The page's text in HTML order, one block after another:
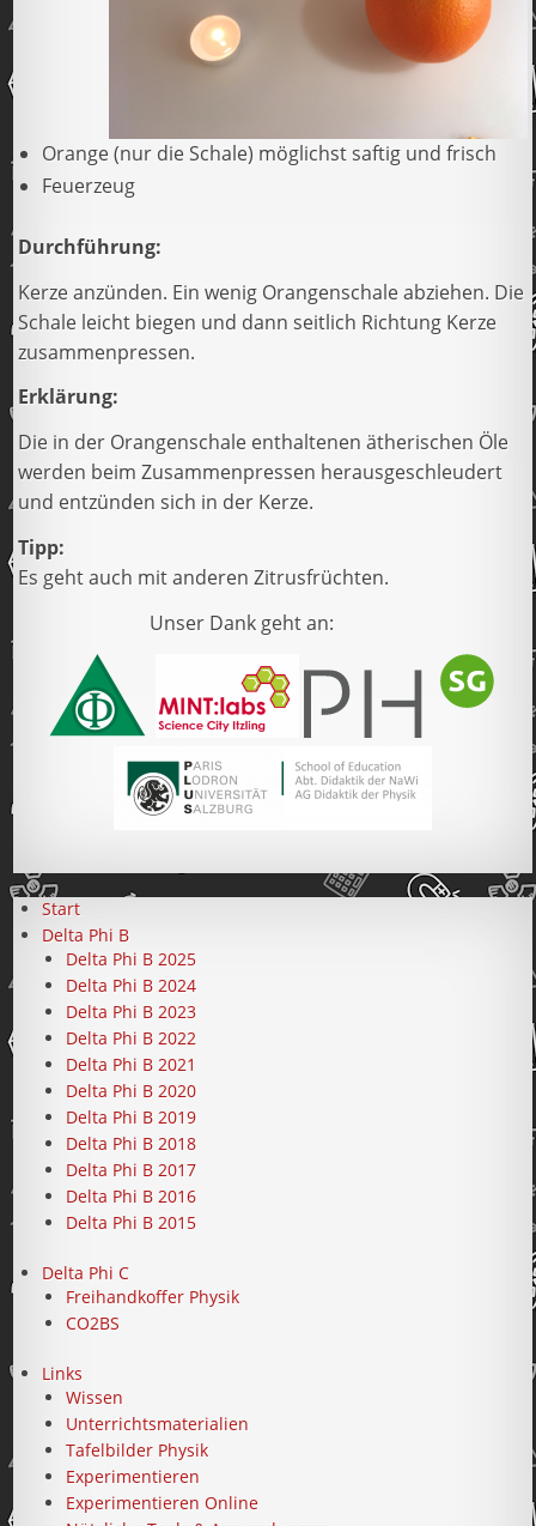
Orange (nur die Schale) möglichst saftig und frisch
Feuerzeug
Durchführung:
Kerze anzünden. Ein wenig Orangenschale abziehen. Die
Schale leicht biegen und dann seitlich Richtung Kerze
zusammenpressen.
Erklärung:
Die in der Orangenschale enthaltenen ätherischen Öle
werden beim Zusammenpressen herausgeschleudert
und entzünden sich in der Kerze.
Tipp:
Es geht auch mit anderen Zitrusfrüchten.
Unser Dank geht an:
Start
Delta Phi B
Delta Phi B 2025
Delta Phi B 2024
Delta Phi B 2023
Delta Phi B 2022
Delta Phi B 2021
Delta Phi B 2020
Delta Phi B 2019
Delta Phi B 2018
Delta Phi B 2017
Delta Phi B 2016
Delta Phi B 2015
Delta Phi C
Freihandkoffer Physik
CO2BS
Links
Wissen
Unterrichtsmaterialien
Tafelbilder Physik
Experimentieren
Experimentieren Online